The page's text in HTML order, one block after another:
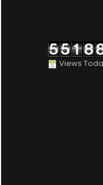
Views